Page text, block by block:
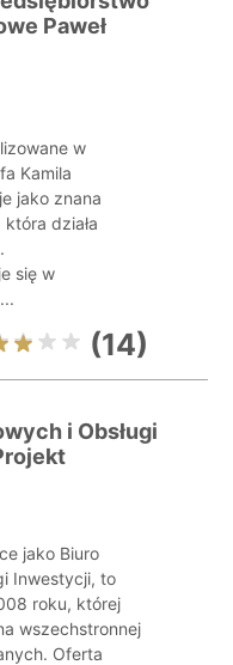
Paweł
w
Kamila
jako znana
działa
się w
(14)
i Obsługi
jako Biuro
Inwestycji, to
roku, której
wszechstronnej
Oferta